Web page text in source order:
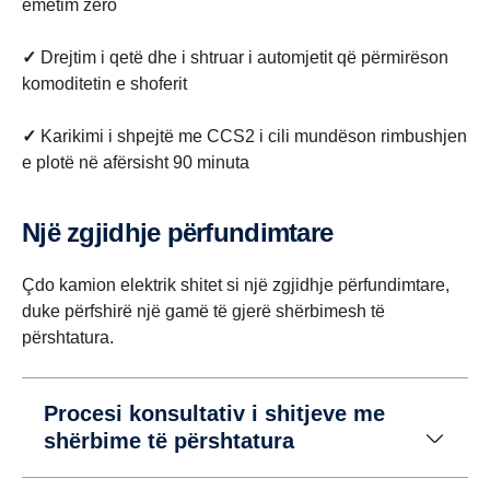
emetim zero
✓ Drejtim i qetë dhe i shtruar i automjetit që përmirëson
komoditetin e shoferit
✓ Karikimi i shpejtë me CCS2 i cili mundëson rimbushjen
e plotë në afërsisht 90 minuta
Një zgjidhje përfundimtare
Çdo kamion elektrik shitet si një zgjidhje përfundimtare,
duke përfshirë një gamë të gjerë shërbimesh të
përshtatura.
Procesi konsultativ i shitjeve me
shërbime të përshtatura